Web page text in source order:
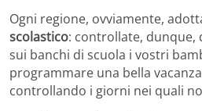
Ogni regione, ovviamente,
scolastico: controllate,
sui banchi di scuola i vostri
programmare una bella
controllando i giorni nei quali